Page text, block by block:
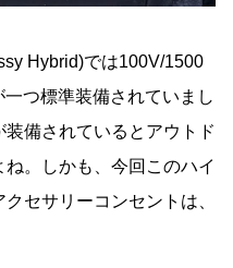
Hybrid)では100V/1500
つ標準装備されていまし
備されているとアウトド
。しかも、今回このハイ
セサリーコンセントは、